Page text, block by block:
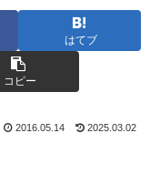
はてブ
コピー
2016.05.14 2025.03.02